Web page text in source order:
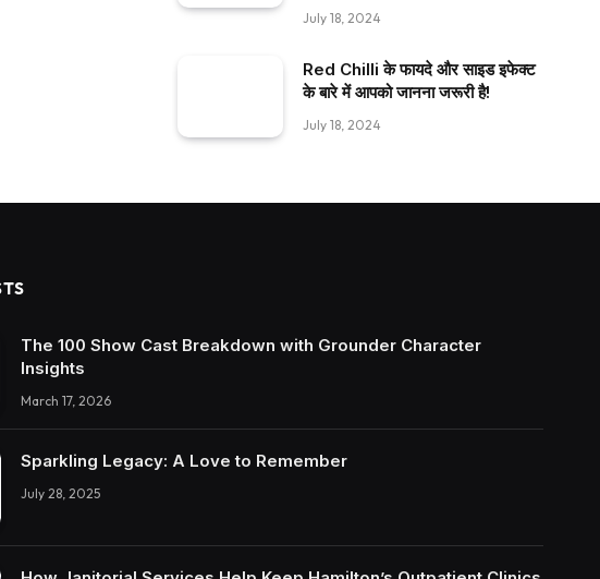
July 18, 2024
Red Chilli के फायदे और साइड इफेक्ट
के बारे में आपको जानना जरूरी है!
July 18, 2024
The 100 Show Cast Breakdown with Grounder Character
Insights
March 17, 2026
Sparkling Legacy: A Love to Remember
July 28, 2025